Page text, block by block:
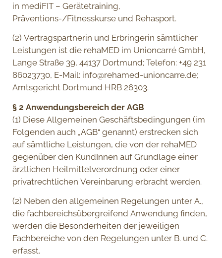
in mediFIT – Gerätetraining,
Präventions-/Fitnesskurse und Rehasport.
(2) Vertragspartnerin und Erbringerin sämtlicher
Leistungen ist die rehaMED im Unioncarré GmbH,
Lange Straße 39, 44137 Dortmund; Telefon: +49 231
86023730, E-Mail: info@rehamed-unioncarre.de;
Amtsgericht Dortmund HRB 26303.
§ 2 Anwendungsbereich der AGB
(1) Diese Allgemeinen Geschäftsbedingungen (im
Folgenden auch „AGB“ genannt) erstrecken sich
auf sämtliche Leistungen, die von der rehaMED
gegenüber den KundInnen auf Grundlage einer
ärztlichen Heilmittelverordnung oder einer
privatrechtlichen Vereinbarung erbracht werden.
(2) Neben den allgemeinen Regelungen unter A.,
die fachbereichsübergreifend Anwendung finden,
werden die Besonderheiten der jeweiligen
Fachbereiche von den Regelungen unter B. und C.
erfasst.